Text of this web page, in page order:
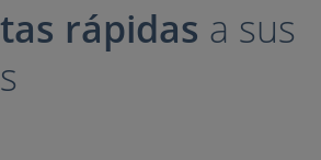
rápidas a sus